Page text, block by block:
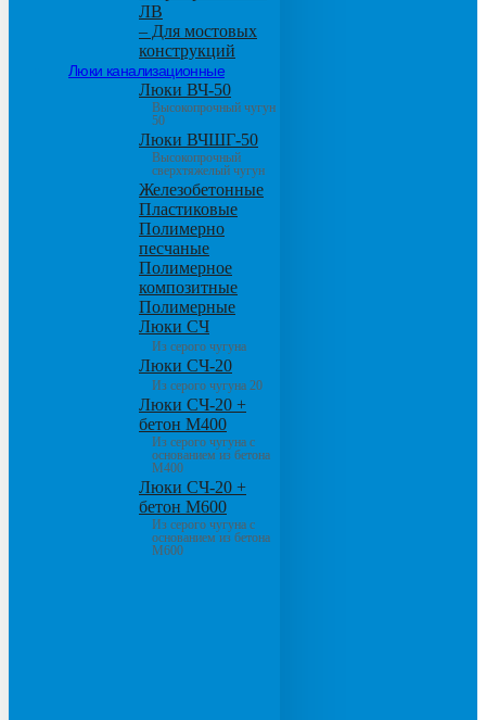
ЛВ
– Для мостовых
конструкций
Люки канализационные
Люки ВЧ-50
Высокопрочный чугун
50
Люки ВЧШГ-50
Высокопрочный
сверхтяжелый чугун
Железобетонные
Пластиковые
Полимерно
песчаные
Полимерное
композитные
Полимерные
Люки СЧ
Из серого чугуна
Люки СЧ-20
Из серого чугуна 20
Люки СЧ-20 +
бетон М400
Из серого чугуна с
основанием из бетона
М400
Люки СЧ-20 +
бетон М600
Из серого чугуна с
основанием из бетона
М600